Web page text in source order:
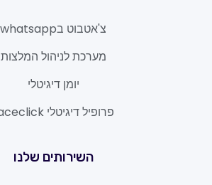
צ'אטבוט בwhatsapp
מערכת לניהול המלצות
יומן דיגיטלי
פרופיל דיגיטלי faceclick
השירותים שלנו